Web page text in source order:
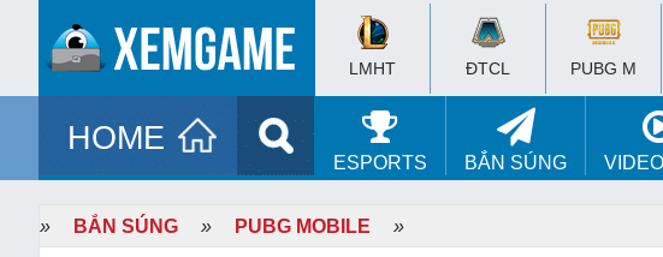
LMHT ĐTCL PUBG M
HOME
ESPORTS BẮN SÚNG
» BẮN SÚNG » PUBG MOBILE »